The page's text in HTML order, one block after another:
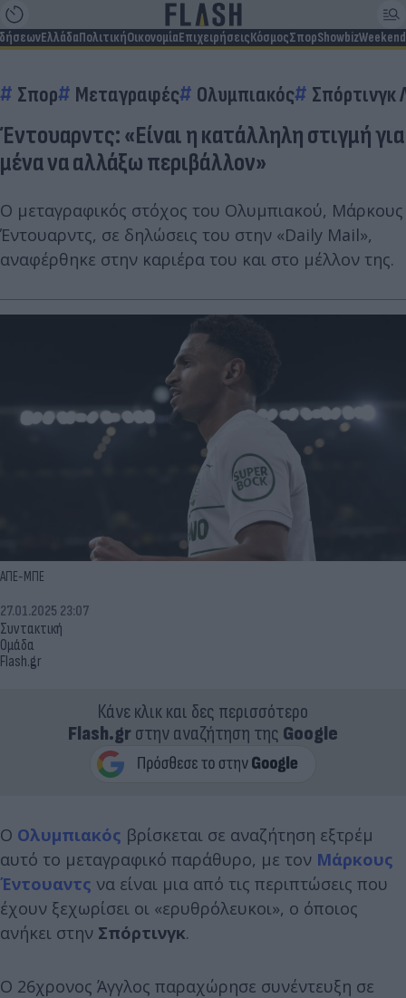
ΕλλάδαΠολιτικήΟικονομίαΕπιχειρήσειςΚόσμοςΣπορShowbizWeekend
Σπορ Μεταγραφές Ολυμπιακός Σπόρτινγκ
Έντουαρντς: «Είναι η κατάλληλη στιγμή για
μένα να αλλάξω περιβάλλον»
Ο μεταγραφικός στόχος του Ολυμπιακού, Μάρκους
Έντουαρντς, σε δηλώσεις του στην «Daily Mail»,
αναφέρθηκε στην καριέρα του και στο μέλλον της.
ΑΠΕ-ΜΠΕ
Συντακτική
Ομάδα
Flash.gr
27.01.2025 23:07
Κάνε κλικ και δες περισσότερο
Flash.grστην αναζήτηση της Google
Ο Ολυμπιακός βρίσκεται σε αναζήτηση εξτρέμ
αυτό το μεταγραφικό παράθυρο, με τον Μάρκους
Έντουαντς να είναι μια από τις περιπτώσεις που
έχουν ξεχωρίσει οι «ερυθρόλευκοι», ο όποιος
ανήκει στην Σπόρτινγκ.
Ο 26χρονος Άγγλος παραχώρησε συνέντευξη σε